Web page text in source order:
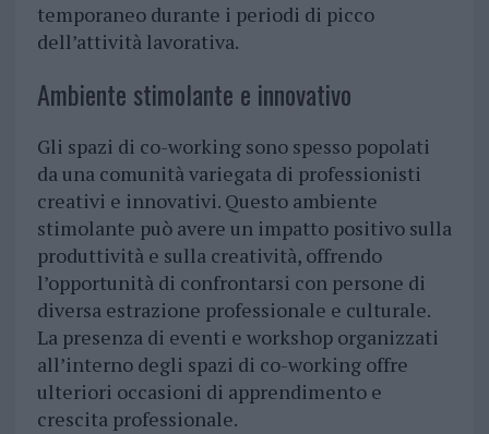
temporaneo durante i periodi di picco
dell’attività lavorativa.
Ambiente stimolante e innovativo
Gli spazi di co-working sono spesso popolati
da una comunità variegata di professionisti
creativi e innovativi. Questo ambiente
stimolante può avere un impatto positivo sulla
produttività e sulla creatività, offrendo
l’opportunità di confrontarsi con persone di
diversa estrazione professionale e culturale.
La presenza di eventi e workshop organizzati
all’interno degli spazi di co-working offre
ulteriori occasioni di apprendimento e
crescita professionale.